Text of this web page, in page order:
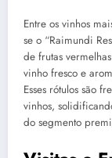
Entre os vinhos
se o “Raimundi
de frutas
vinho fresco e
Esses rótulos são
vinhos,
do segmento